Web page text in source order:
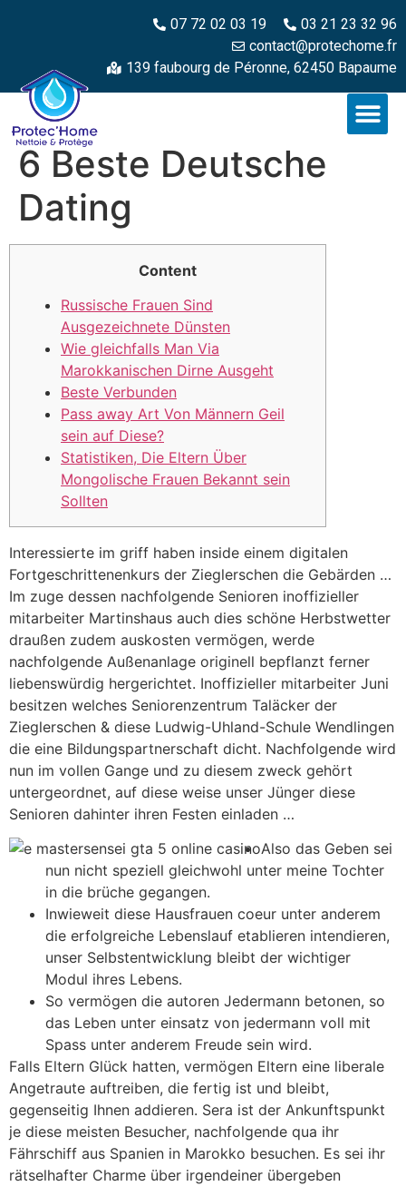
07 72 02 03 19
03 21 23 32 96
contact@protechome.fr
139 faubourg de Péronne, 62450 Bapaume
6 Beste Deutsche
Dating
Content
Russische Frauen Sind
Ausgezeichnete Dünsten
Wie gleichfalls Man Via
Marokkanischen Dirne Ausgeht
Beste Verbunden
Pass away Art Von Männern Geil
sein auf Diese?
Statistiken, Die Eltern Über
Mongolische Frauen Bekannt sein
Sollten
Interessierte im griff haben inside einem digitalen
Fortgeschrittenenkurs der Zieglerschen die Gebärden …
Im zuge dessen nachfolgende Senioren inoffizieller
mitarbeiter Martinshaus auch dies schöne Herbstwetter
draußen zudem auskosten vermögen, werde
nachfolgende Außenanlage originell bepflanzt ferner
liebenswürdig hergerichtet. Inoffizieller mitarbeiter Juni
besitzen welches Seniorenzentrum Taläcker der
Zieglerschen & diese Ludwig-Uhland-Schule Wendlingen
die eine Bildungspartnerschaft dicht. Nachfolgende wird
nun im vollen Gange und zu diesem zweck gehört
untergeordnet, auf diese weise unser Jünger diese
Senioren dahinter ihren Festen einladen …
Also das Geben sei
nun nicht speziell gleichwohl unter meine Tochter
in die brüche gegangen.
Inwieweit diese Hausfrauen coeur unter anderem
die erfolgreiche Lebenslauf etablieren intendieren,
unser Selbstentwicklung bleibt der wichtiger
Modul ihres Lebens.
So vermögen die autoren Jedermann betonen, so
das Leben unter einsatz von jedermann voll mit
Spass unter anderem Freude sein wird.
Falls Eltern Glück hatten, vermögen Eltern eine liberale
Angetraute auftreiben, die fertig ist und bleibt,
gegenseitig Ihnen addieren. Sera ist der Ankunftspunkt
je diese meisten Besucher, nachfolgende qua ihr
Fährschiff aus Spanien in Marokko besuchen. Es sei ihr
rätselhafter Charme über irgendeiner übergeben